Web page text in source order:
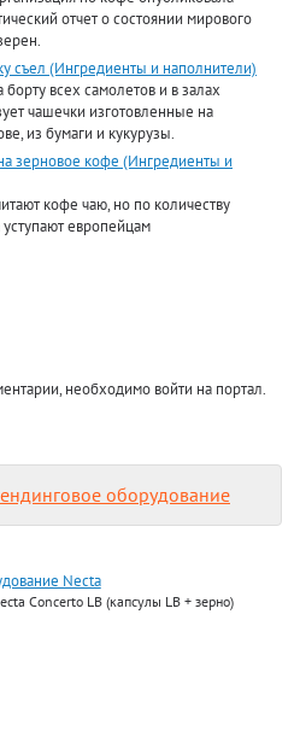
отчет о состоянии мирового
съел (Ингредиенты и наполнители)
всех самолетов и в залах
чашечки изготовленные на
из бумаги и кукурузы.
зерновое кофе (Ингредиенты и
кофе чаю, но по количеству
европейцам
необходимо войти на портал.
оборудование
Necta
Concerto LB (капсулы LB + зерно)